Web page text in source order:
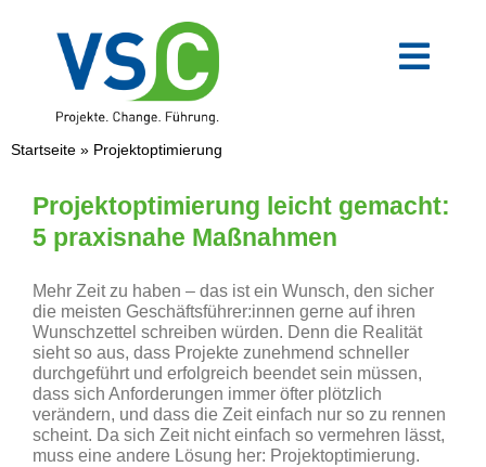
springen
VSC-Team
Mittelstand
Digitale Transformation
Weiterbildungen
Startseite » Projektoptimierung
Projektoptimierung leicht gemacht:
5 praxisnahe Maßnahmen
Mehr Zeit zu haben – das ist ein Wunsch, den sicher
die meisten Geschäftsführer:innen gerne auf ihren
Wunschzettel schreiben würden. Denn die Realität
sieht so aus, dass Projekte zunehmend schneller
durchgeführt und erfolgreich beendet sein müssen,
dass sich Anforderungen immer öfter plötzlich
verändern, und dass die Zeit einfach nur so zu rennen
scheint. Da sich Zeit nicht einfach so vermehren lässt,
muss eine andere Lösung her: Projektoptimierung.